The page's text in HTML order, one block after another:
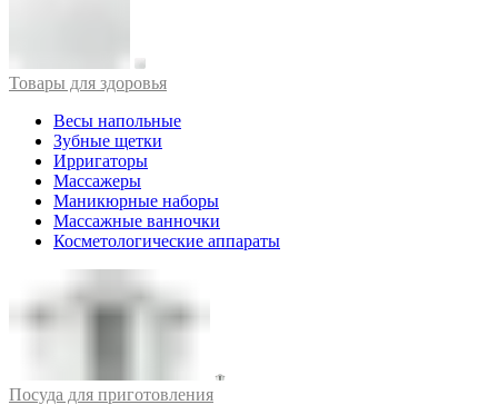
Товары для здоровья
Весы напольные
Зубные щетки
Ирригаторы
Массажеры
Маникюрные наборы
Массажные ванночки
Косметологические аппараты
Посуда для приготовления